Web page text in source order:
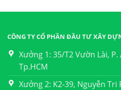
CÔNG TY CỔ PHẦN ĐẦU TƯ XÂY
Xưởng 1: 35/T2 Vườn Lài,
Tp.HCM
Xưởng 2: K2-39, Nguyễn Tri